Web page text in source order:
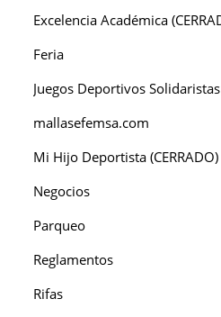
Excelencia Académica
Feria
Juegos Deportivos Solidaristas
mallasefemsa.com
Mi Hijo Deportista (CERRADO)
Negocios
Parqueo
Reglamentos
Rifas